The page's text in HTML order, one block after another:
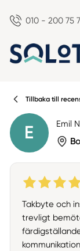
010 - 200 75
Tillbaka till
E
Emil N
Takbyte och
trevligt